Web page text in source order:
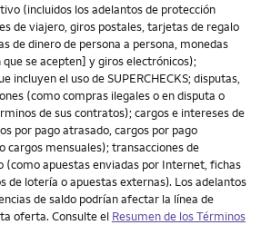
(incluidos los adelantos de protección
de viajero, giros postales, tarjetas de regalo
de dinero de persona a persona, monedas
se acepten] y giros electrónicos);
incluyen el uso de SUPERCHECKS; disputas,
(como compras ilegales o en disputa o
de sus contratos); cargos e intereses de
por pago atrasado, cargos por pago
cargos mensuales); transacciones de
(como apuestas enviadas por Internet, fichas
de lotería o apuestas externas). Los adelantos
de saldo podrían afectar la línea de
oferta. Consulte el Resumen de los Términos